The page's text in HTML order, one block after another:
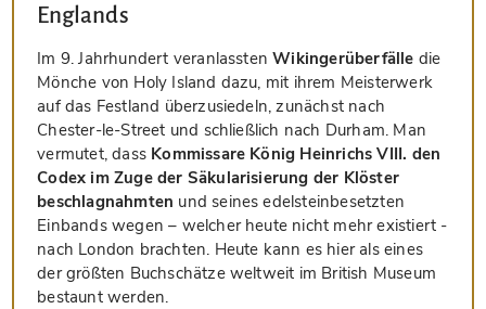
Englands
Im 9. Jahrhundert veranlasstenWikingerüberfälle die
Mönche von Holy Island dazu, mit ihrem Meisterwerk
auf das Festland überzusiedeln, zunächst nach
Chester-le-Street und schließlich nach Durham. Man
vermutet, dass Kommissare König Heinrichs VIII. den
Codex im Zuge der Säkularisierung der Klöster
beschlagnahmten und seines edelsteinbesetzten
Einbands wegen – welcher heute nicht mehr existiert -
nach London brachten. Heute kann es hier als eines
der größten Buchschätze weltweit im British Museum
bestaunt werden.